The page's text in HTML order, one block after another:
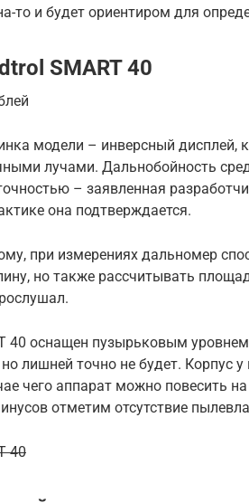
то и будет ориентиром для
SMART 40
модели – инверсный дисплей,
лучами. Дальнобойность
– заявленная
она подтверждается.
при измерениях дальномер
но также рассчитывать
40 оснащен пузырьковым
лишней точно не будет. Корпус
чего аппарат можно повесить
отметим отсутствие
40